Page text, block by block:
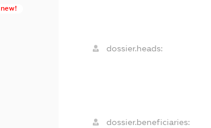
new!
dossier.heads:
dossier.beneficiaries: